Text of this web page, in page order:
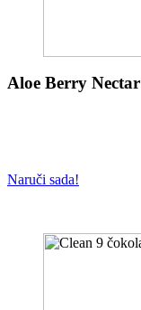
Aloe Berry Nectar
Naruči sada!